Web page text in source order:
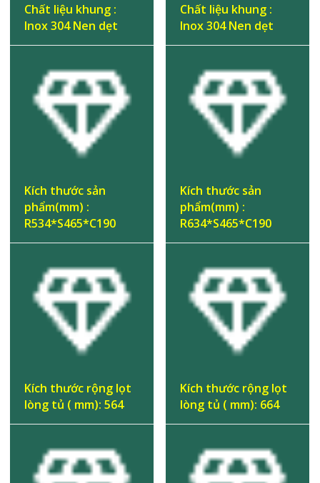
Chất liệu khung :
Inox 304 Nen dẹt
Kích thước sản
phẩm(mm) :
R534*S465*C190
Kích thước rộng lọt
lòng tủ ( mm): 564
Chất liệu khung :
Inox 304 Nen dẹt
Kích thước sản
phẩm(mm) :
R634*S465*C190
Kích thước rộng lọt
lòng tủ ( mm): 664